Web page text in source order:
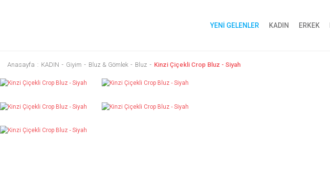
YENİ GELENLER KADIN ERKEK
Anasayfa KADIN Giyim Bluz & Gömlek Bluz Kinzi Çiçekli Crop Bluz - Siyah